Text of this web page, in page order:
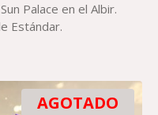
Palace en el Albir.
Estándar.
AGOTADO